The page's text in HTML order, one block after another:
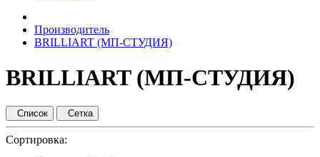
Производитель
BRILLIART (МП-СТУДИЯ)
BRILLIART (МП-СТУДИЯ)
Список Сетка
Сортировка: